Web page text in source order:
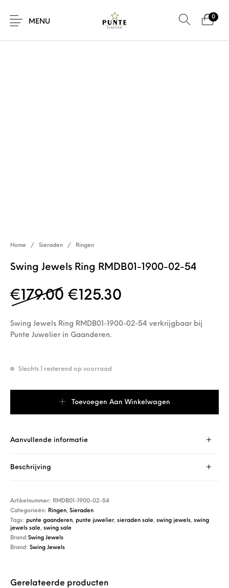
MENU
0
SALE!
Home / Sieraden / Ringen
Swing Jewels Ring RMDB01-1900-02-54
€ 179.00 Oorspronkelijke prijs
€ 125.30
Swing Jewels Ring RMDB01-1900-02-54 verkrijgbaar bij
Punte Juwelier in Gaanderen.
Slechts 1 resterend op voorraad
Toevoegen Aan Winkelwagen
Aanvullende informatie
Beschrijving
Artikelnummer: RMDB01-1900-02-54
Categorieën: Ringen,Sieraden
Tags: punte gaanderen, punte juwelier,sieraden sale,swing jewels,swing
jewels sale,swing sale
Brand:Swing Jewels
Brand:Swing Jewels
Gerelateerde producten